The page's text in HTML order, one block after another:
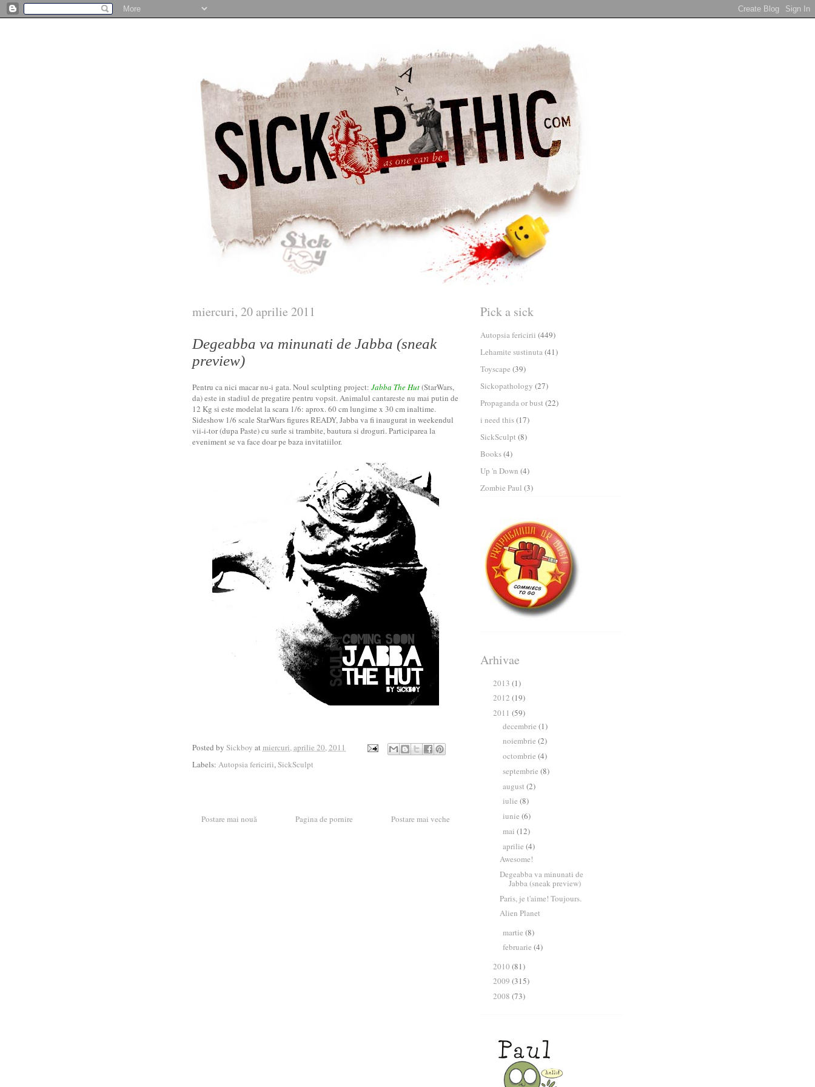
miercuri, 20 aprilie 2011
Degeabba va minunati de Jabba (sneak
preview)
Pentru ca nici macar nu-i gata. Noul sculpting project: Jabba The Hut(StarWars,
da) este in stadiul de pregatire pentru vopsit. Animalul cantareste nu mai putin de
12 Kg si este modelat la scara 1/6: aprox. 60 cm lungime x 30 cm inaltime.
Sideshow 1/6 scale StarWars figures READY, Jabba va fi inaugurat in weekendul
vii-i-tor (dupa Paste) cu surle si trambite, bautura si droguri. Participarea la
eveniment se va face doar pe baza invitatiilor.
Posted by Sickboy atmiercuri, aprilie 20, 2011
Labels: Autopsia fericirii, SickSculpt
Postare mai nouă Postare mai veche
Pagina de pornire
Pick a sick
Autopsia fericirii (449)
Lehamite sustinuta (41)
Toyscape (39)
Sickopathology (27)
Propaganda or bust (22)
i need this(17)
SickSculpt (8)
Books(4)
Up 'n Down (4)
Zombie Paul (3)
Arhivae
2013 (1)
2012 (19)
2011 (59)
decembrie (1)
noiembrie (2)
octombrie (4)
septembrie (8)
august (2)
iulie (8)
iunie (6)
mai (12)
aprilie (4)
Awesome!
Degeabba va minunati de
Jabba (sneak preview)
Paris, je t'aime! Toujours.
Alien Planet
martie (8)
februarie (4)
2010 (81)
2009 (315)
2008 (73)